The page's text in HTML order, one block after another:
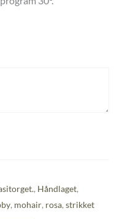
, Håndlaget,
, mohair, rosa, strikket